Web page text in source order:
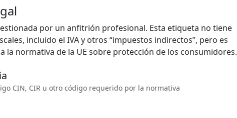
por un anfitrión profesional. Esta etiqueta no tiene
incluido el IVA y otros “impuestos indirectos”, pero es
la normativa de la UE sobre protección de los consumidores.
CIN, CIR u otro código requerido por la normativa